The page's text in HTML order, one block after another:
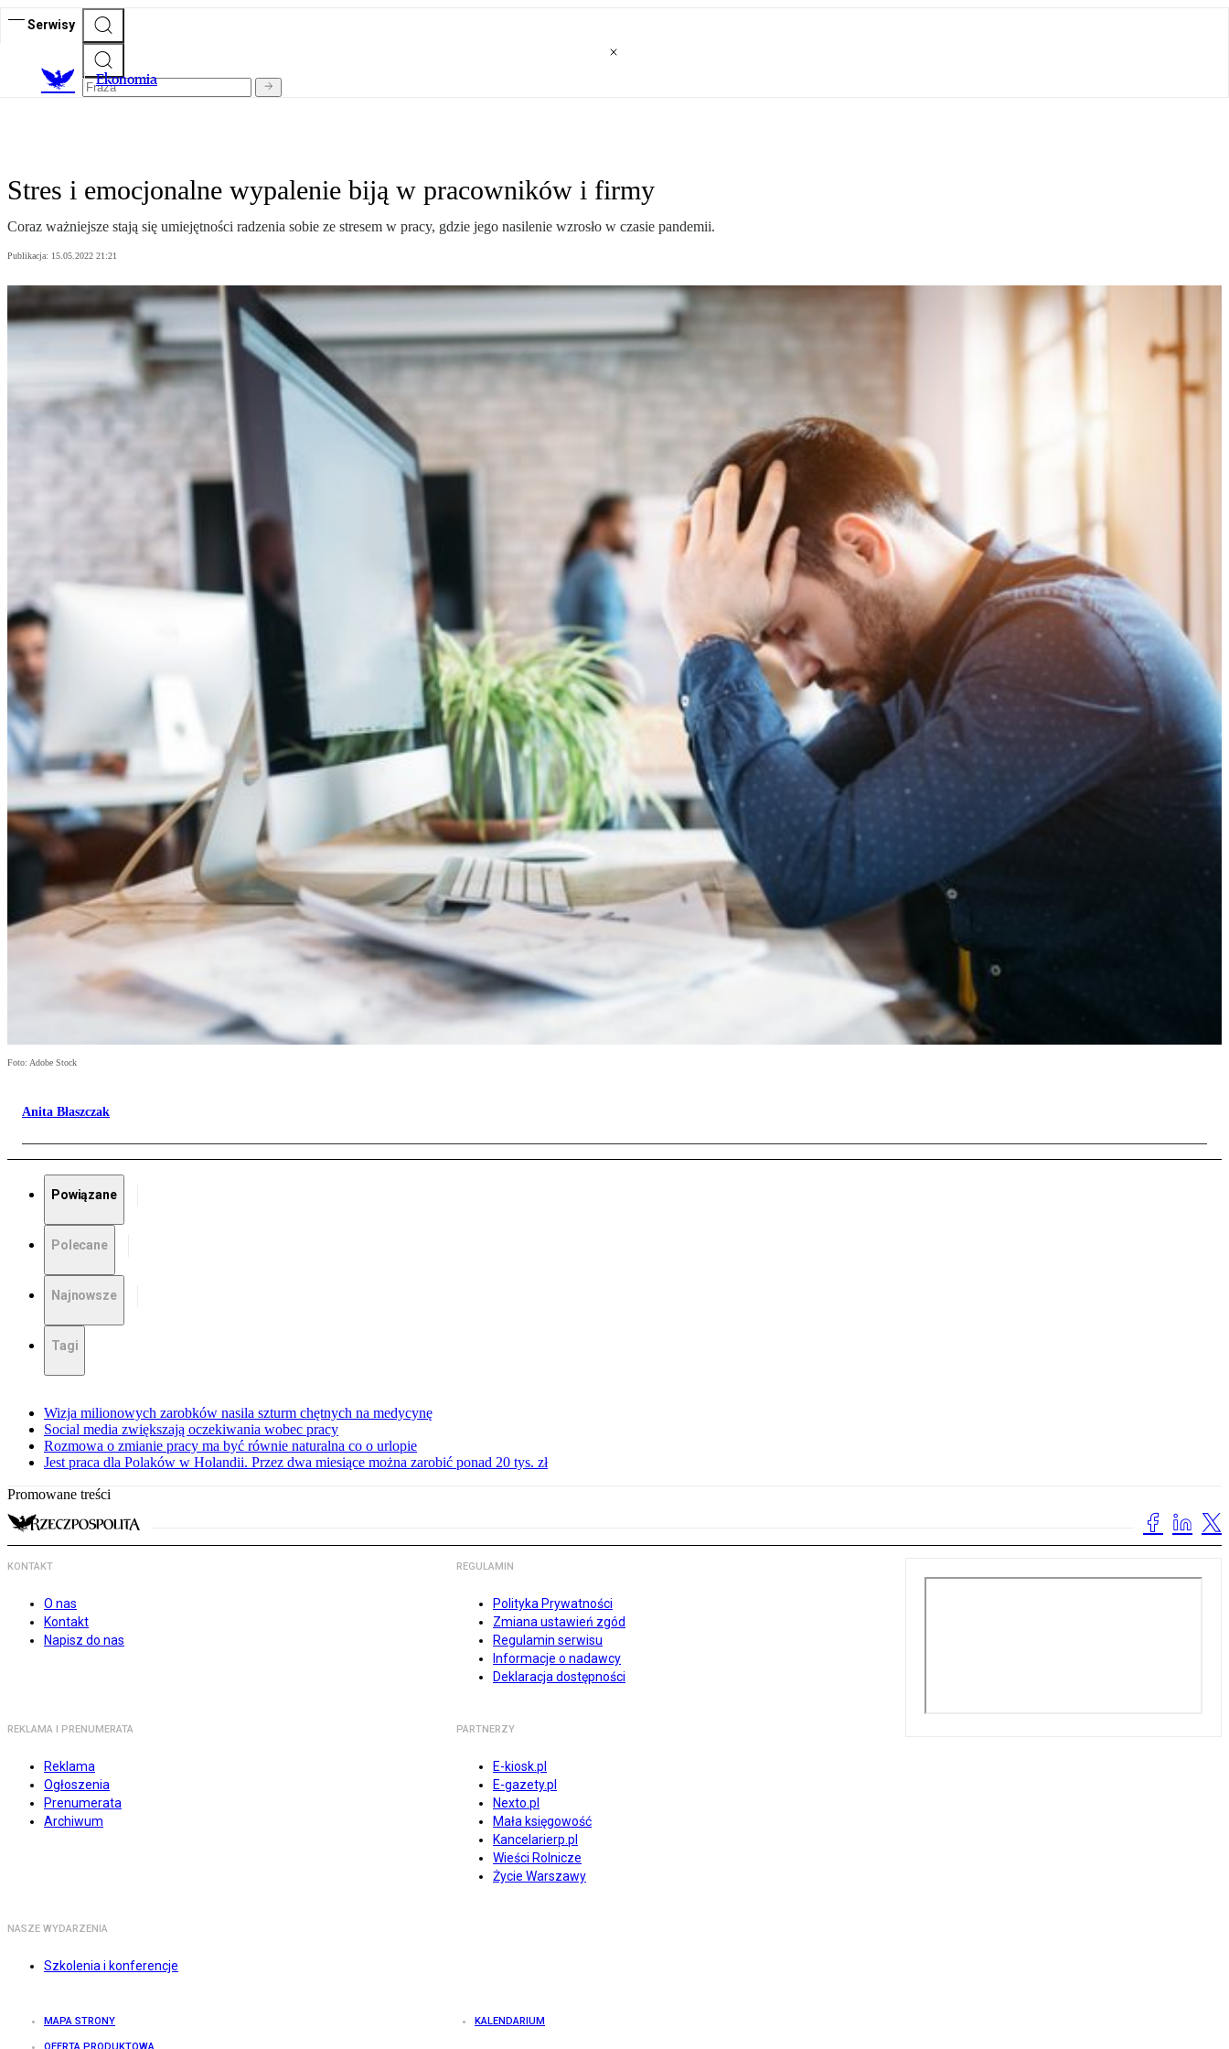
Serwisy
Ekonomia
Stres i emocjonalne wypalenie biją w pracowników i firmy
Coraz ważniejsze stają się umiejętności radzenia sobie ze stresem w pracy, gdzie jego nasilenie wzrosło w czasie pandemii.
Publikacja: 15.05.2022 21:21
Foto: Adobe Stock
Anita Błaszczak
Powiązane
Polecane
Najnowsze
Tagi
Wizja milionowych zarobków nasila szturm chętnych na medycynę
Social media zwiększają oczekiwania wobec pracy
Rozmowa o zmianie pracy ma być równie naturalna co o urlopie
Jest praca dla Polaków w Holandii. Przez dwa miesiące można zarobić ponad 20 tys. zł
Promowane treści
KONTAKT
O nas
Kontakt
Napisz do nas
REGULAMIN
Polityka Prywatności
Zmiana ustawień zgód
Regulamin serwisu
Informacje o nadawcy
Deklaracja dostępności
REKLAMA I PRENUMERATA
Reklama
Ogłoszenia
Prenumerata
Archiwum
PARTNERZY
E-kiosk.pl
E-gazety.pl
Nexto.pl
Mała księgowość
Kancelarierp.pl
Wieści Rolnicze
Życie Warszawy
NASZE WYDARZENIA
Szkolenia i konferencje
MAPA STRONY KALENDARIUM